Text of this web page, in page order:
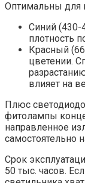
Оптимальны для
Синий (430-
плотность
Красный
цветении.
влияет на
Плюс
фитолампы
направленное
самостоятельно
Срок
50 тыс. часов.